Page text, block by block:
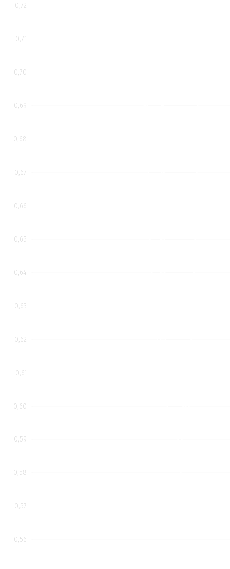
0,56
0,58
0,60
0,62
0,64
0,66
0,68
0,70
0,72
0,71
0,69
0,67
0,65
0,63
0,61
0,59
0,57